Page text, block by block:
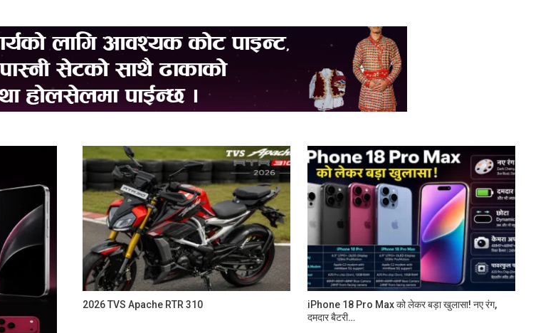
2026 TVS Apache RTR 310
iPhone 18 Pro Max को लेकर बड़ा खुलासा! नए रंग,
दमदार बैटरी…